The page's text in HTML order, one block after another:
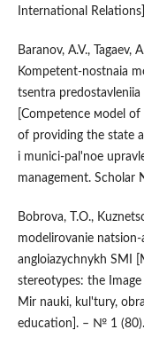
International
Baranov, A.V., Tagaev,
Kompetent-nostnaia
tsentra
[Competence мodel
of providing the state
i munici-pal'noe
management. Scholar
Bobrova, T.O.,
modelirovanie
angloiazychnykh SMI
stereotypes: the
Mir nauki, kul'tury,
education]. – № 1